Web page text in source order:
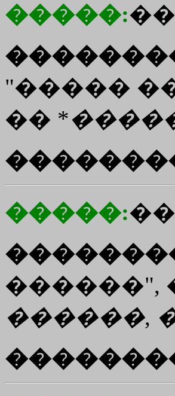
�����:
"�����
�� *
�����:
������",
������,